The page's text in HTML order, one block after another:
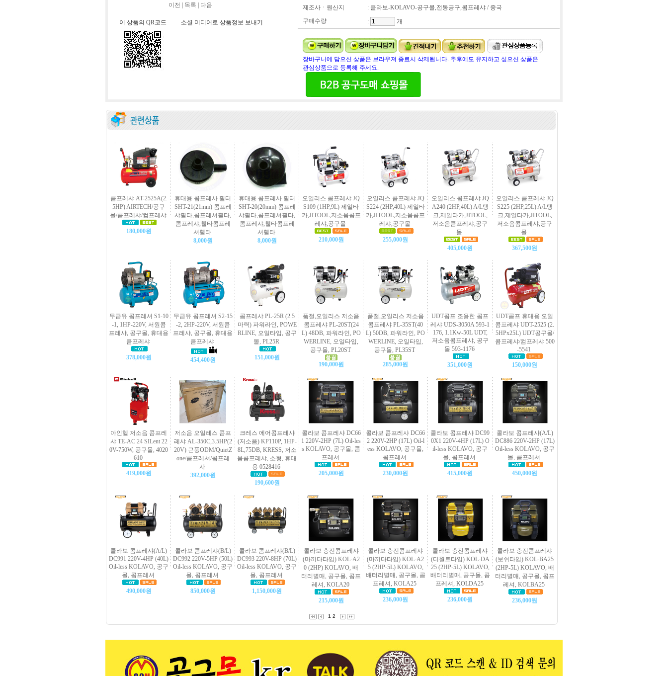
이전 목록 다음
이 상품의 QR코드 소셜 미디어로 상품정보 보내기
제조사ㆍ원산지
: 콜라보-KOLAVO-공구몰,전동공구,콤프레샤 / 중국
구매수량
: 개
장바구니에 담으신 상품은 브라우져 종료시 삭제됩니다. 추후에도 유지하고 싶으신 상품은
관심상품으로 등록해 주세요.
콤프레샤 AT-2525A(2.
5HP) AIRTECH/공구
몰/콤프레샤/컴프레샤
180,000원
휴대용 콤프레사 휠터
SHT-21(21mm) 콤프레
샤휠타,콤프레셔휠타,
콤프레샤,휄타콤프레
셔휄타
8,000원
휴대용 콤프레사 휠터
SHT-20(20mm) 콤프레
샤휠타,콤프레셔휠타,
콤프레샤,휄타콤프레
셔휄타
8,000원
오일리스 콤프레샤 JQ
S109 (1HP,9L) 제일타
카,JITOOL,저소음콤프
레샤,공구몰
210,000원
오일리스 콤프레샤 JQ
S224 (2HP,40L) 제일타
카,JITOOL,저소음콤프
레샤,공구몰
255,000원
오일리스 콤프레샤 JQ
A240 (2HP,40L) A/L탱
크,제일타카,JITOOL,
저소음콤프레샤,공구
몰
405,000원
오일리스 콤프레샤 JQ
S225 (2HP,25L) A/L탱
크,제일타카,JITOOL,
저소음콤프레샤,공구
몰
367,500원
무급유 콤프레셔 S1-10
-1, 1HP-220V, 서원콤
프레샤, 공구몰, 휴대용
콤프레샤
378,000원
무급유 콤프레셔 S2-15
-2, 2HP-220V, 서원콤
프레샤, 공구몰, 휴대용
콤프레샤
454,400원
콤프레샤 PL-25R (2.5
마력) 파워라인, POWE
RLINE, 오일타입, 공구
몰, PL25R
151,000원
품절,오일리스 저소음
콤프레샤 PL-20ST(24
L) 48DB, 파워라인, PO
WERLINE, 오일타입,
공구몰, PL20ST
190,000원
품절,오일리스 저소음
콤프레샤 PL-35ST(40
L) 50DB, 파워라인, PO
WERLINE, 오일타입,
공구몰, PL35ST
285,000원
UDT콤프 조용한 콤프
레샤 UDS-3050A 593-1
176, 1.1Kw-50L UDT,
저소음콤프레샤, 공구
몰 593-1176
351,000원
UDT콤프 휴대용 오일
콤프레샤 UDT-2525 (2.
5HPx25L) UDT공구몰/
콤프레샤/컴프레샤 500
-5541
150,000원
아인헬 저소음 콤프레
샤 TE-AC 24 SILent 22
0V-750W, 공구몰, 4020
610
419,000원
저소음 오일레스 콤프
레샤 AL-350C,3.5HP(2
20V) 근풍ODM/QuietZ
one/콤프레셔/콤프레
사
392,000원
크레스 에어콤프레샤
(저소음) KP110P, 1HP-
8L,75DB, KRESS, 저소
음콤프레샤, 소형, 휴대
용 0528416
190,600원
콜라보 콤프레샤 DC66
1 220V-2HP (7L) Oil-les
s KOLAVO, 공구몰, 콤
프레셔
205,000원
콜라보 콤프레샤 DC66
2 220V-2HP (17L) Oil-l
ess KOLAVO, 공구몰,
콤프레셔
230,000원
콜라보 콤프레샤 DC99
0X1 220V-4HP (17L) O
il-less KOLAVO, 공구
몰, 콤프레셔
415,000원
콜라보 콤프레샤(A/L)
DC886 220V-2HP (17L)
Oil-less KOLAVO, 공구
몰, 콤프레셔
450,000원
콜라보 콤프레샤(A/L)
DC991 220V-4HP (40L)
Oil-less KOLAVO, 공구
몰, 콤프레셔
490,000원
콜라보 콤프레샤(B/L)
DC992 220V-5HP (50L)
Oil-less KOLAVO, 공구
몰, 콤프레셔
850,000원
콜라보 콤프레샤(B/L)
DC993 220V-8HP (70L)
Oil-less KOLAVO, 공구
몰, 콤프레셔
1,150,000원
콜라보 충전콤프레샤
(마끼다타입) KOL-A2
0 (2HP) KOLAVO, 배
터리별매, 공구몰, 콤프
레셔, KOLA20
215,000원
콜라보 충전콤프레샤
(마끼다타입) KOL-A2
5 (2HP-5L) KOLAVO,
배터리별매, 공구몰, 콤
프레셔, KOLA25
236,000원
콜라보 충전콤프레샤
(디월트타입) KOL-DA
25 (2HP-5L) KOLAVO,
배터리별매, 공구몰, 콤
프레셔, KOLDA25
236,000원
콜라보 충전콤프레샤
(보쉬타입) KOL-BA25
(2HP-5L) KOLAVO, 배
터리별매, 공구몰, 콤프
레셔, KOLBA25
236,000원
1 2